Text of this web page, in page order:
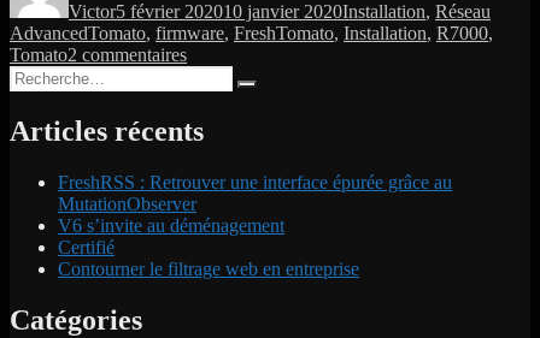
Victor5 février 202010 janvier 2020Installation, Réseau
AdvancedTomato, firmware, FreshTomato, Installation, R7000,
Tomato2 commentairessur
[Routeur]
Firmware
alternatif:
passage
FreshTomato
Recherche
pour :
Articles récents
FreshRSS : Retrouver une interface épurée grâce au
MutationObserver
V6 s’invite au déménagement
Certifié
Contourner le filtrage web en entreprise
Catégories